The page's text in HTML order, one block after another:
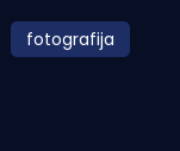
fotografija